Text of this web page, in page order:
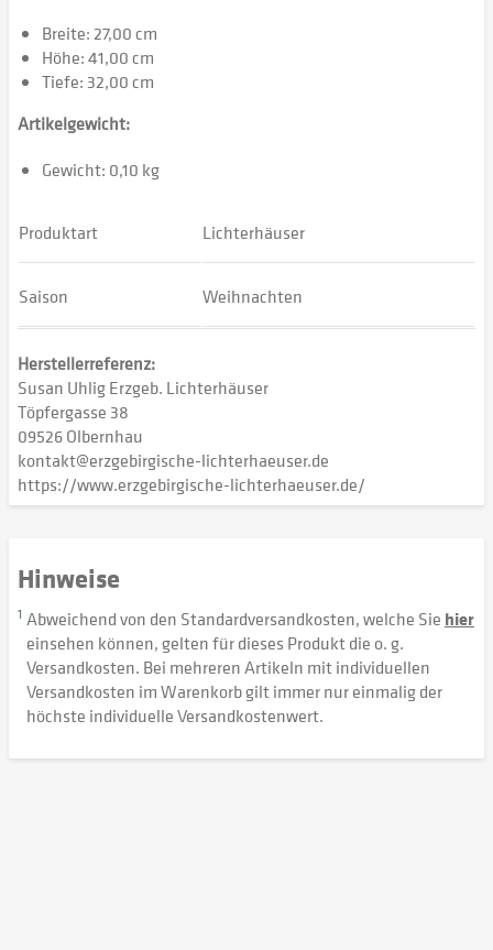
Breite: 27,00 cm
Höhe: 41,00 cm
Tiefe: 32,00 cm
Artikelgewicht:
Gewicht: 0,10 kg
Produktart Lichterhäuser
Saison Weihnachten
Herstellerreferenz:
Susan Uhlig Erzgeb. Lichterhäuser
Töpfergasse 38
09526 Olbernhau
kontakt@erzgebirgische-lichterhaeuser.de
https://www.erzgebirgische-lichterhaeuser.de/
Hinweise
1 Abweichend von den Standardversandkosten, welche Sie hier
einsehen können, gelten für dieses Produkt die o. g.
Versandkosten. Bei mehreren Artikeln mit individuellen
Versandkosten im Warenkorb gilt immer nur einmalig der
höchste individuelle Versandkostenwert.